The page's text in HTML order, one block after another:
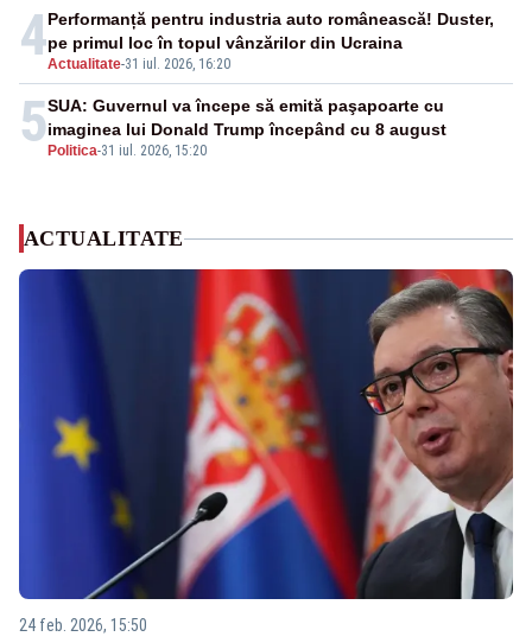
4Actualitate-31 iul. 2026, 16:20
Performanță pentru industria auto românească! Duster,
pe primul loc în topul vânzărilor din Ucraina
5 Politica-31 iul. 2026, 15:20
SUA: Guvernul va începe să emită paşapoarte cu
imaginea lui Donald Trump începând cu 8 august
ACTUALITATE
24 feb. 2026, 15:50